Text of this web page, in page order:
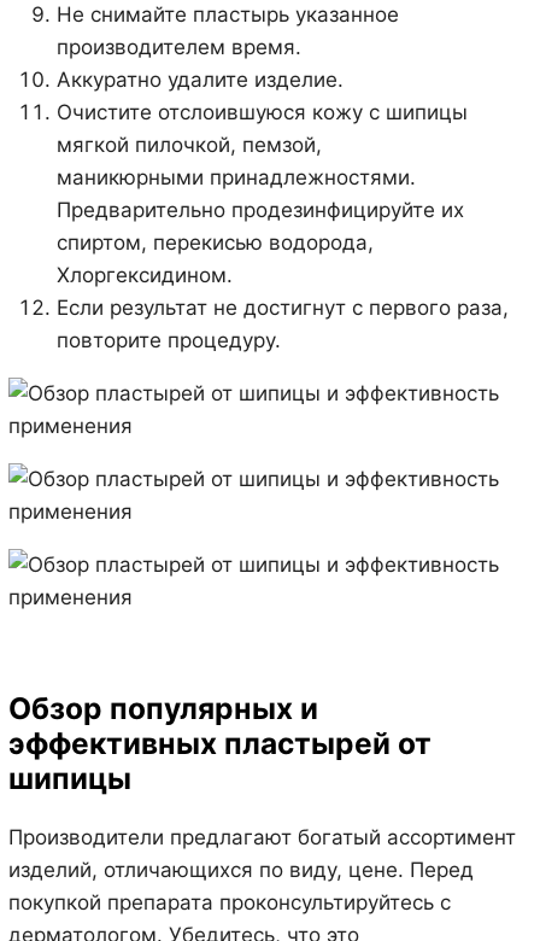
Не снимайте пластырь указанное
производителем время.
Аккуратно удалите изделие.
Очистите отслоившуюся кожу с шипицы
мягкой пилочкой, пемзой,
маникюрными принадлежностями.
Предварительно продезинфицируйте их
спиртом, перекисью водорода,
Хлоргексидином.
Если результат не достигнут с первого раза,
повторите процедуру.
Обзор популярных и
эффективных пластырей от
шипицы
Производители предлагают богатый ассортимент
изделий, отличающихся по виду, цене. Перед
покупкой препарата проконсультируйтесь с
дерматологом. Убедитесь, что это